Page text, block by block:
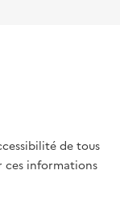
de tous
ces informations